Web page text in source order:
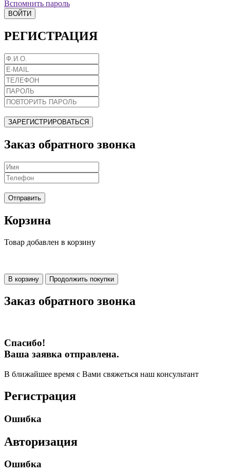
Вспомнить пароль
ВОЙТИ
РЕГИСТРАЦИЯ
ЗАРЕГИСТРИРОВАТЬСЯ
Заказ обратного звонка
Отправить
Корзина
Товар добавлен в корзину
В корзину Продолжить покупки
Заказ обратного звонка
Спасибо!
Ваша заявка отправлена.
В ближайшее время с Вами свяжеться наш консультант
Регистрация
Ошибка
Авторизация
Ошибка